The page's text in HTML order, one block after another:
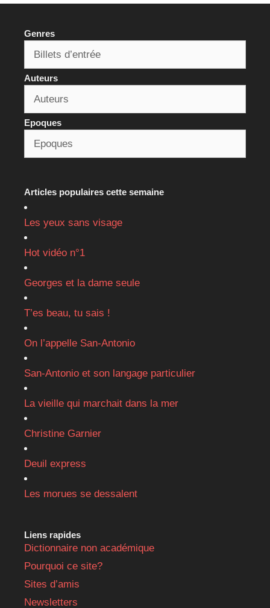
Genres
Auteurs
Epoques
Articles populaires cette semaine
Les yeux sans visage
Hot vidéo n°1
Georges et la dame seule
T’es beau, tu sais !
On l’appelle San-Antonio
San-Antonio et son langage particulier
La vieille qui marchait dans la mer
Christine Garnier
Deuil express
Les morues se dessalent
Liens rapides
Dictionnaire non académique
Pourquoi ce site?
Sites d’amis
Newsletters